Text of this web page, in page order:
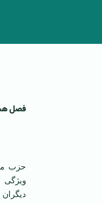
فصل
‏حزب
ويژگی